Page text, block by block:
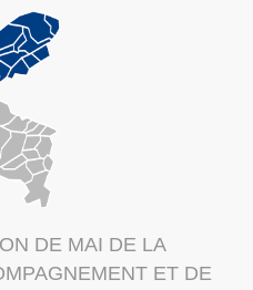
DE MAI DE LA
ET DE